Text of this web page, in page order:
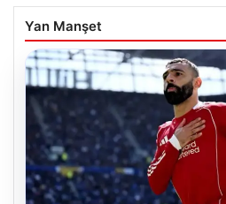
Yan Manşet